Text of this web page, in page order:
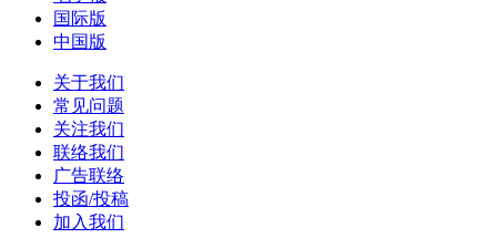
国际版
中国版
关于我们
常见问题
关注我们
联络我们
广告联络
投函/投稿
加入我们